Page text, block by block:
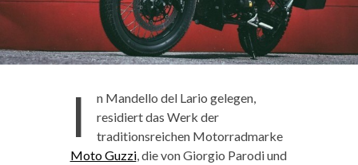
I
n Mandello del Lario gelegen,
residiert das Werk der
traditionsreichen Motorradmarke
Moto Guzzi, die von Giorgio Parodi und